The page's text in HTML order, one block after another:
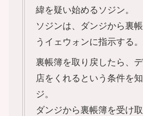
緯を疑い始めるソジン。
ソジンは、ダンジから裏
うイェウォンに指示する。
裏帳簿を取り戻したら、
店をくれるという条件を
ジ。
ダンジから裏帳簿を受け